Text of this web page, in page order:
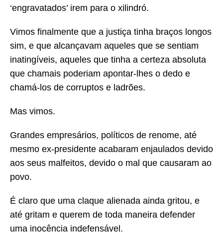
‘engravatados’ irem para o xilindró.
Vimos finalmente que a justiça tinha braços longos
sim, e que alcançavam aqueles que se sentiam
inatingíveis, aqueles que tinha a certeza absoluta
que chamais poderiam apontar-lhes o dedo e
chamá-los de corruptos e ladrões.
Mas vimos.
Grandes empresários, políticos de renome, até
mesmo ex-presidente acabaram enjaulados devido
aos seus malfeitos, devido o mal que causaram ao
povo.
É claro que uma claque alienada ainda gritou, e
até gritam e querem de toda maneira defender
uma inocência indefensável.